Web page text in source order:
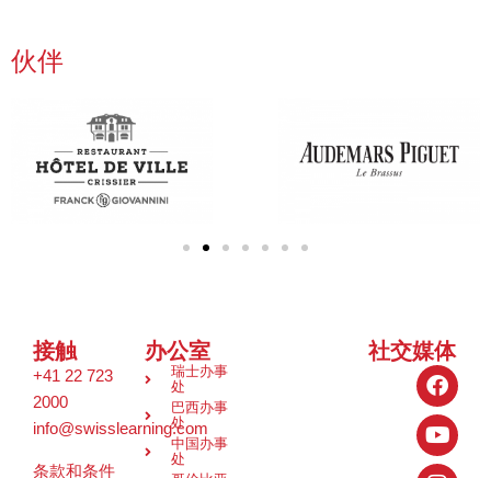
伙伴
接触
+41 22 723
2000
info@swisslearning.com
条款和条件
办公室
瑞士办事
处
巴西办事
处
中国办事
处
社交媒体